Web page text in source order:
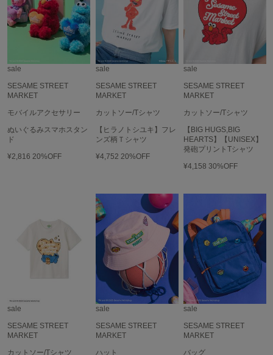
LILY BROWN
リリーブラウン
LILY BROWN Lingerie
リリーブラウンランジェリー
LITTLE UNION TOKYO
リトルユニオン トウキョウ
made of Organics
ミースロエ
miies miim
ミーエスミーム
モワージュ
MUCHA
sale
SESAME STREET
MARKET
モバイルアクセサリー
ぬいぐるみスマホスタン
ド
¥2,816 20%OFF
sale
SESAME STREET
MARKET
カットソー/Tシャツ
【ヒラノトシユキ】フレ
ンズ柄Ｔシャツ
¥4,752 20%OFF
sale
SESAME STREET
MARKET
カットソー/Tシャツ
【BIG HUGS,BIG
HEARTS】【UNISEX】
発砲プリントTシャツ
¥4,15830%OFF
sale
SESAME STREET
MARKET
カットソー/Tシャツ
sale
SESAME STREET
MARKET
ハット
sale
SESAME STREET
MARKET
バッグ